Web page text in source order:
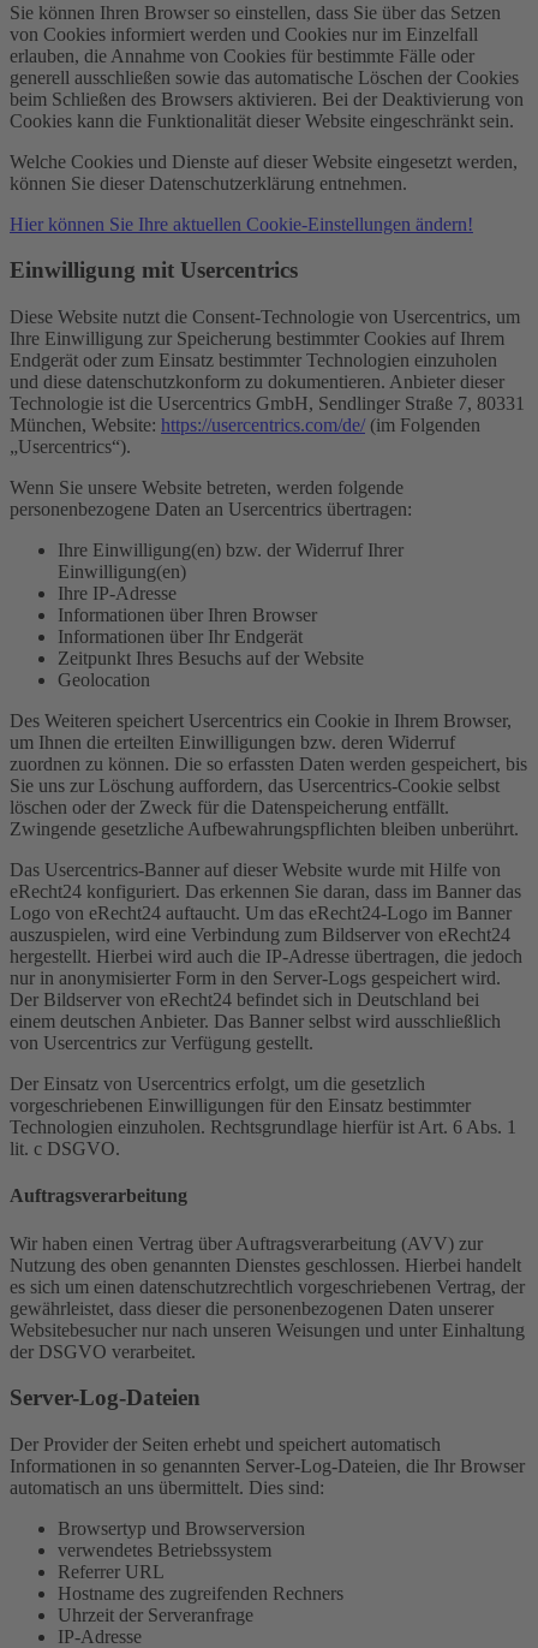
Sie können Ihren Browser so einstellen, dass Sie über das Setzen
von Cookies informiert werden und Cookies nur im Einzelfall
erlauben, die Annahme von Cookies für bestimmte Fälle oder
generell ausschließen sowie das automatische Löschen der Cookies
beim Schließen des Browsers aktivieren. Bei der Deaktivierung von
Cookies kann die Funktionalität dieser Website eingeschränkt sein.
Welche Cookies und Dienste auf dieser Website eingesetzt werden,
können Sie dieser Datenschutzerklärung entnehmen.
Hier können Sie Ihre aktuellen Cookie-Einstellungen ändern!
Einwilligung mit Usercentrics
Diese Website nutzt die Consent-Technologie von Usercentrics, um
Ihre Einwilligung zur Speicherung bestimmter Cookies auf Ihrem
Endgerät oder zum Einsatz bestimmter Technologien einzuholen
und diese datenschutzkonform zu dokumentieren. Anbieter dieser
Technologie ist die Usercentrics GmbH, Sendlinger Straße 7, 80331
München, Website: https://usercentrics.com/de/ (im Folgenden
„Usercentrics“).
Wenn Sie unsere Website betreten, werden folgende
personenbezogene Daten an Usercentrics übertragen:
Ihre Einwilligung(en) bzw. der Widerruf Ihrer
Einwilligung(en)
Ihre IP-Adresse
Informationen über Ihren Browser
Informationen über Ihr Endgerät
Zeitpunkt Ihres Besuchs auf der Website
Geolocation
Des Weiteren speichert Usercentrics ein Cookie in Ihrem Browser,
um Ihnen die erteilten Einwilligungen bzw. deren Widerruf
zuordnen zu können. Die so erfassten Daten werden gespeichert, bis
Sie uns zur Löschung auffordern, das Usercentrics-Cookie selbst
löschen oder der Zweck für die Datenspeicherung entfällt.
Zwingende gesetzliche Aufbewahrungspflichten bleiben unberührt.
Das Usercentrics-Banner auf dieser Website wurde mit Hilfe von
eRecht24 konfiguriert. Das erkennen Sie daran, dass im Banner das
Logo von eRecht24 auftaucht. Um das eRecht24-Logo im Banner
auszuspielen, wird eine Verbindung zum Bildserver von eRecht24
hergestellt. Hierbei wird auch die IP-Adresse übertragen, die jedoch
nur in anonymisierter Form in den Server-Logs gespeichert wird.
Der Bildserver von eRecht24 befindet sich in Deutschland bei
einem deutschen Anbieter. Das Banner selbst wird ausschließlich
von Usercentrics zur Verfügung gestellt.
Der Einsatz von Usercentrics erfolgt, um die gesetzlich
vorgeschriebenen Einwilligungen für den Einsatz bestimmter
Technologien einzuholen. Rechtsgrundlage hierfür ist Art. 6 Abs. 1
lit. c DSGVO.
Auftragsverarbeitung
Wir haben einen Vertrag über Auftragsverarbeitung (AVV) zur
Nutzung des oben genannten Dienstes geschlossen. Hierbei handelt
es sich um einen datenschutzrechtlich vorgeschriebenen Vertrag, der
gewährleistet, dass dieser die personenbezogenen Daten unserer
Websitebesucher nur nach unseren Weisungen und unter Einhaltung
der DSGVO verarbeitet.
Server-Log-Dateien
Der Provider der Seiten erhebt und speichert automatisch
Informationen in so genannten Server-Log-Dateien, die Ihr Browser
automatisch an uns übermittelt. Dies sind:
Browsertyp und Browserversion
verwendetes Betriebssystem
Referrer URL
Hostname des zugreifenden Rechners
Uhrzeit der Serveranfrage
IP-Adresse